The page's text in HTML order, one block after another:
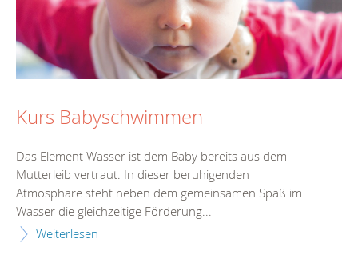
Kurs Babyschwimmen
Das Element Wasser ist dem Baby bereits aus dem
Mutterleib vertraut. In dieser beruhigenden
Atmosphäre steht neben dem gemeinsamen Spaß im
Wasser die gleichzeitige Förderung...
Weiterlesen